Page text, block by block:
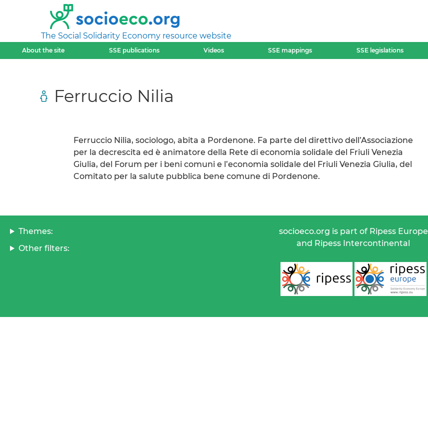
The Social Solidarity Economy resource website
About the site SSE publications Videos SSE mappings SSE legislations
Ferruccio Nilia
Ferruccio Nilia, sociologo, abita a Pordenone. Fa parte del direttivo dell’Associazione
per la decrescita ed è animatore della Rete di economia solidale del Friuli Venezia
Giulia, del Forum per i beni comuni e l’economia solidale del Friuli Venezia Giulia, del
Comitato per la salute pubblica bene comune di Pordenone.
Themes:
Other filters:
socioeco.org is part of Ripess Europe
and Ripess Intercontinental